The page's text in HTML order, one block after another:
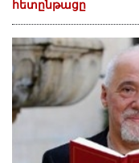
հետընթացը